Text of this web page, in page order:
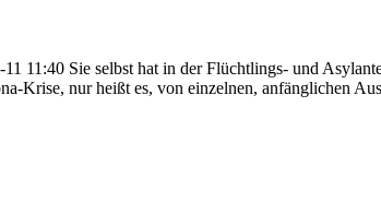
11:40 Sie selbst hat in der Flüchtlings- und
nur heißt es, von einzelnen, anfänglichen